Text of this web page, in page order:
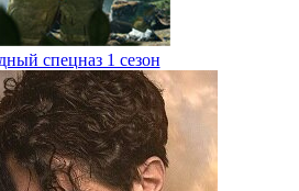
спецназ 1 сезон